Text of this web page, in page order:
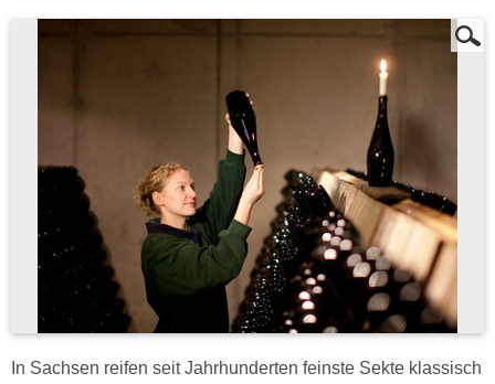
In Sachsen reifen seit Jahrhunderten feinste Sekte klassisch